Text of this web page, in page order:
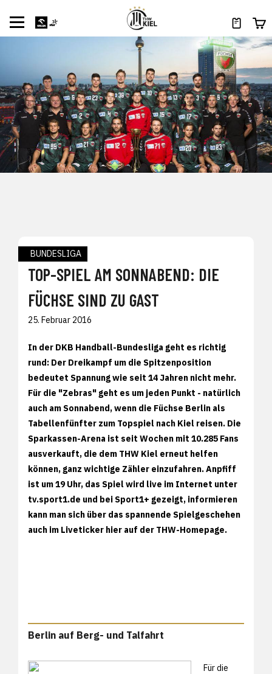
BUNDESLIGA
TOP-SPIEL AM SONNABEND: DIE
FÜCHSE SIND ZU GAST
25. Februar 2016
In der DKB Handball-Bundesliga geht es richtig
rund: Der Dreikampf um die Spitzenposition
bedeutet Spannung wie seit 14 Jahren nicht mehr.
Für die "Zebras" geht es um jeden Punkt - natürlich
auch am Sonnabend, wenn die Füchse Berlin als
Tabellenfünfter zum Topspiel nach Kiel reisen. Die
Sparkassen-Arena ist seit Wochen mit 10.285 Fans
ausverkauft, die dem THW Kiel erneut helfen
können, ganz wichtige Zähler einzufahren. Anpfiff
ist um 19 Uhr, das Spiel wird live im Internet unter
tv.sport1.de und bei Sport1+ gezeigt, informieren
kann man sich über das spannende Spielgeschehen
auch im Liveticker hier auf der THW-Homepage.
Berlin auf Berg- und Talfahrt
Für die